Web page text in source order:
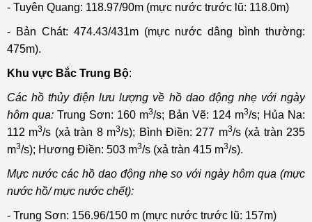
- Tuyên Quang: 118.97/90m (mực nước trước lũ: 118.0m)
- Bản Chát: 474.43/431m (mực nước dâng bình thường:
475m).
Khu vực Bắc Trung Bộ:
Các hồ thủy điện lưu lượng về hồ dao động nhẹ với ngày
hôm qua: Trung Sơn: 160 m3/s; Bản Vẽ: 124 m3/s; Hủa Na:
112 m3/s (xả tràn 8 m3/s); Bình Điền: 277 m3/s (xả tràn 235
m3/s); Hương Điền: 503 m3/s (xả tràn 415 m3/s).
Mực nước các hồ dao động nhẹ so với ngày hôm qua (mực
nước hồ/ mực nước chết):
- Trung Sơn: 156.96/150 m (mực nước trước lũ: 157m)